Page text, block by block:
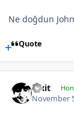
Ne doğdun
Quote
Pixit
November